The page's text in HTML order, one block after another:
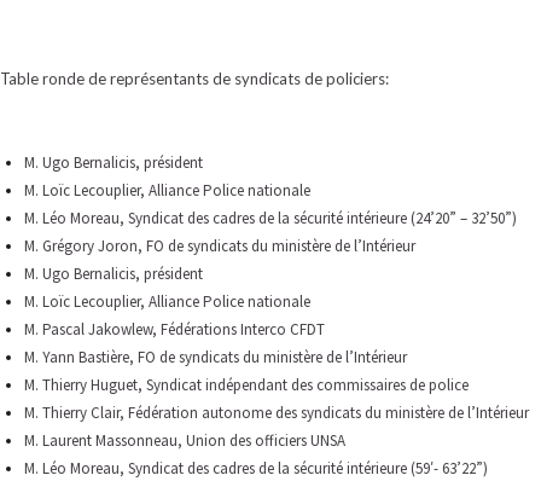
Table ronde de représentants de syndicats de policiers:
M. Ugo Bernalicis, président
M. Loïc Lecouplier, Alliance Police nationale
M. Léo Moreau, Syndicat des cadres de la sécurité intérieure (24’20” – 32’50”)
M. Grégory Joron, FO de syndicats du ministère de l’Intérieur
M. Ugo Bernalicis, président
M. Loïc Lecouplier, Alliance Police nationale
M. Pascal Jakowlew, Fédérations Interco CFDT
M. Yann Bastière, FO de syndicats du ministère de l’Intérieur
M. Thierry Huguet, Syndicat indépendant des commissaires de police
M. Thierry Clair, Fédération autonome des syndicats du ministère de l’Intérieur
M. Laurent Massonneau, Union des officiers UNSA
M. Léo Moreau, Syndicat des cadres de la sécurité intérieure (59′- 63’22”)